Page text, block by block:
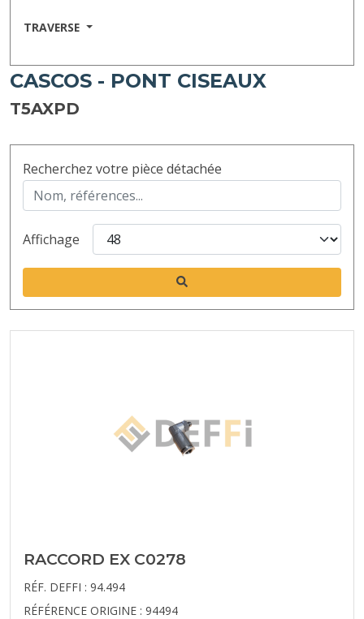
TRAVERSE
CASCOS - PONT CISEAUX
T5AXPD
Recherchez votre pièce détachée
Affichage
RACCORD EX C0278
RÉF. DEFFI : 94.494
RÉFÉRENCE ORIGINE : 94494